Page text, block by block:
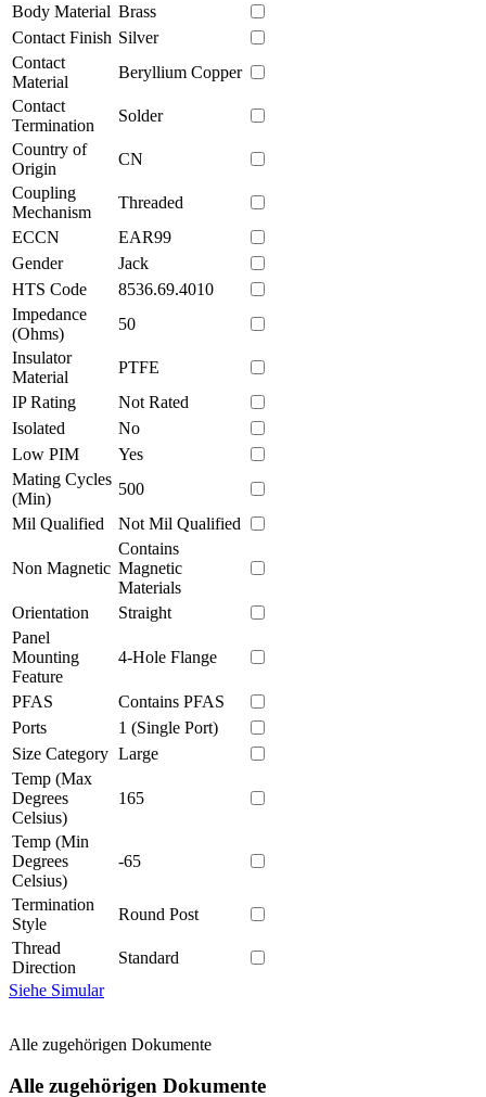
Body Material Brass
Contact Finish Silver
Contact
Material
Beryllium Copper
Contact
Termination
Solder
Country of
Origin
CN
Coupling
Mechanism
Threaded
ECCN
EAR99
Gender
Jack
HTS Code
8536.69.4010
Impedance
(Ohms)
50
Insulator
Material
PTFE
IP Rating
Not Rated
Isolated
No
Low PIM
Yes
Mating Cycles
(Min)
500
Mil Qualified
Not Mil Qualified
Non Magnetic
Contains
Magnetic
Materials
Orientation
Straight
Panel
Mounting
Feature
4-Hole Flange
PFAS
Contains PFAS
Ports
1 (Single Port)
Size Category Large
Temp (Max
Degrees
Celsius)
165
Temp (Min
Degrees
Celsius)
-65
Termination
Style
Round Post
Thread
Direction
Standard
Siehe Simular
Alle zugehörigen Dokumente
Alle zugehörigen Dokumente